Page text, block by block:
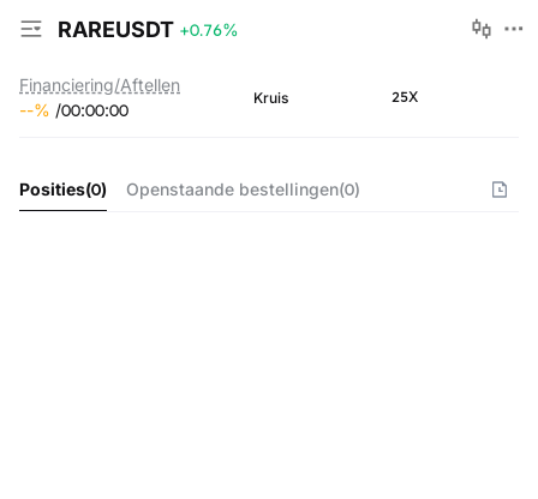
RAREUSDT +0.76%
Financiering/Aftellen
--% /00:00:00
Kruis 25X
Posities(0) Openstaande bestellingen(0)